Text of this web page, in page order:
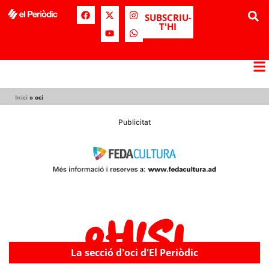
SUBSCRIU-
T'HI
Inici » oci
Publicitat
La secció d'oci d'El Periòdic